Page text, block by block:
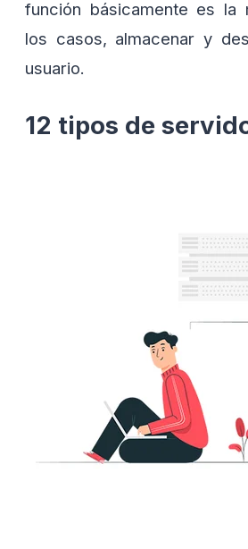
función básicamente es la
los casos, almacenar y
usuario.
12 tipos de